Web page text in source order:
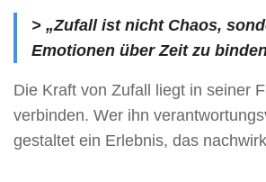
> „Zufall ist nicht Chaos,
Emotionen über Zeit zu
Die Kraft von Zufall liegt in seiner
verbinden. Wer ihn
gestaltet ein Erlebnis, das